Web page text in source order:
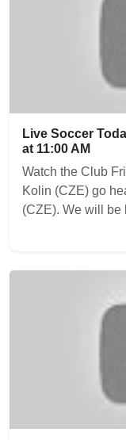
Live Soccer
at 11:00 AM
Watch the Club
Kolin (CZE) go
(CZE). We will be